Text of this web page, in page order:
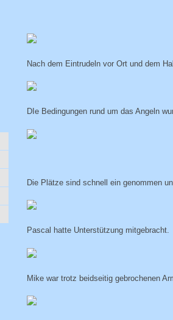
Nach dem Eintrudeln vor Ort und dem
DIe Bedingungen rund um das Angeln
Die Plätze sind schnell ein genommen
Pascal hatte Unterstützung mitgebracht.
Mike war trotz beidseitig gebrochenen